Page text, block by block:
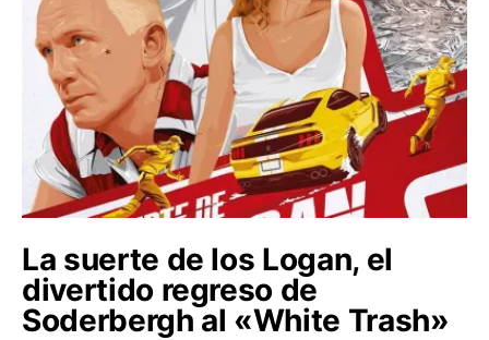
La suerte de los Logan, el
divertido regreso de
Soderbergh al «White Trash»